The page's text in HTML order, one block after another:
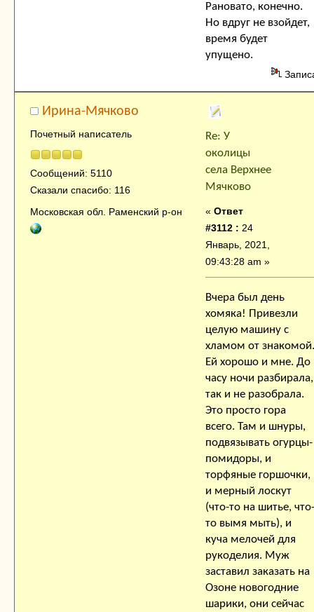
Рановато, конечно.
Но вдруг не взойдет,
время будет
упущено.
Ирина-Мячково
Почетный написатель
Сообщений: 5110
Сказали спасибо: 116
Московская обл. Раменский р-он
Re: У
околицы
села Верхнее
Мячково
« Ответ
#3112 : 24
Январь, 2021,
09:43:28 am »
Вчера был день
хомяка! Привезли
целую машину с
хламом от знакомой.
Ей хорошо и мне. До
часу ночи разбирала,
так и не разобрала.
Это просто гора
всего. Там и шнуры,
подвязывать огурцы-
помидоры, и
торфяные горшочки,
и мерный лоскут
(что-то на шитье, что-
то вымя мыть), и
куча мелочей для
рукоделия. Муж
заставил заказать на
Озоне новогодние
шарики, они сейчас